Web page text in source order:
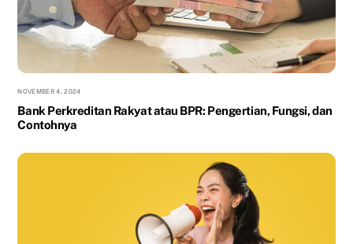
NOVEMBER 4, 2024
Bank Perkreditan Rakyat atau BPR: Pengertian, Fungsi, dan
Contohnya